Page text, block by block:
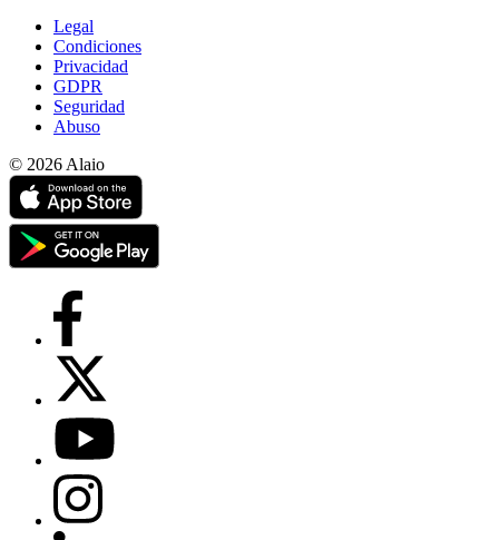
Legal
Condiciones
Privacidad
GDPR
Seguridad
Abuso
© 2026 Alaio